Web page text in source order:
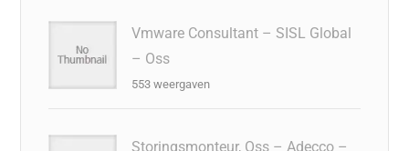
Vmware Consultant – SISL Global
– Oss
553 weergaven
Storingsmonteur, Oss – Adecco –